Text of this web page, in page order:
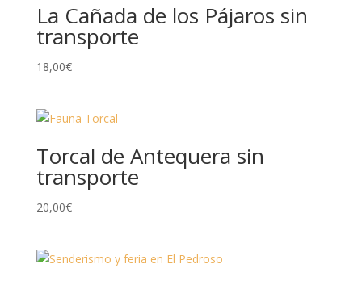
La Cañada de los Pájaros sin
transporte
18,00€
Torcal de Antequera sin
transporte
20,00€